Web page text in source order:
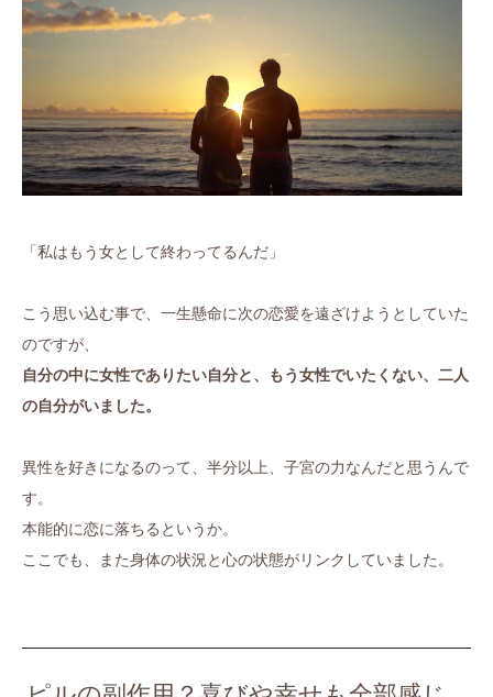
「私はもう女として終わってるんだ」
こう思い込む事で、一生懸命に次の恋愛を遠ざけようとしていた
のですが、
自分の中に女性でありたい自分と、もう女性でいたくない、二人
の自分がいました。
異性を好きになるのって、半分以上、子宮の力なんだと思うんで
す。
本能的に恋に落ちるというか。
ここでも、また身体の状況と心の状態がリンクしていました。